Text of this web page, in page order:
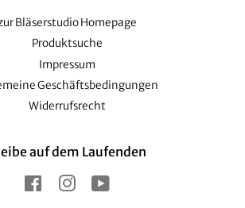
Bläserstudio Homepage
Produktsuche
Impressum
Geschäftsbedingungen
Widerrufsrecht
auf dem Laufenden
FacebookInstagram